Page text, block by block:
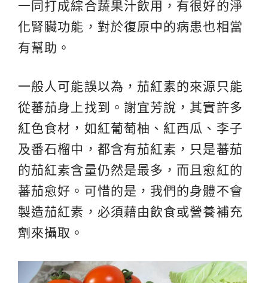
一同打成綜合蔬果汁飲用，有很好的淨
化腎臟功能，對於復原中的病患也相當
有幫助。
一般人可能誤以為，茄紅素的來源只能
從蕃茄身上找到。謝宜芳說，其實許多
紅色食材，如紅葡萄柚、紅西瓜、李子
及番石榴中，都含有茄紅素，只是蕃茄
的茄紅素含量仍然是最多，而且愈紅的
蕃茄愈好。可惜的是，我們的身體不會
製造茄紅素，必須藉由飲食或營養補充
劑來攝取。